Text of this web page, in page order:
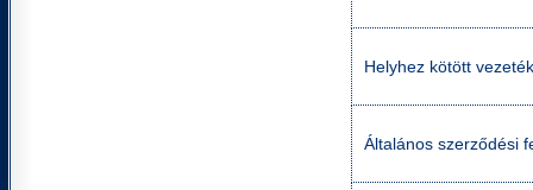
Helyhez kötött
Általános szerződési